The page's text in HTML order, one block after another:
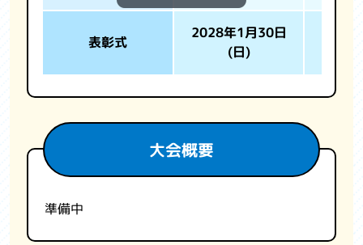
表彰式
2028年1月30日
(日)
大会概要
準備中